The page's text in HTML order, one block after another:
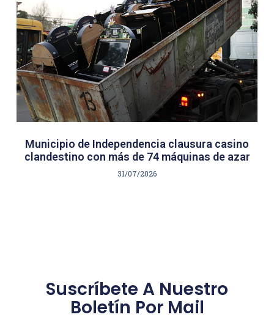
Municipio de Independencia clausura casino
clandestino con más de 74 máquinas de azar
31/07/2026
Suscríbete A Nuestro
Boletín Por Mail